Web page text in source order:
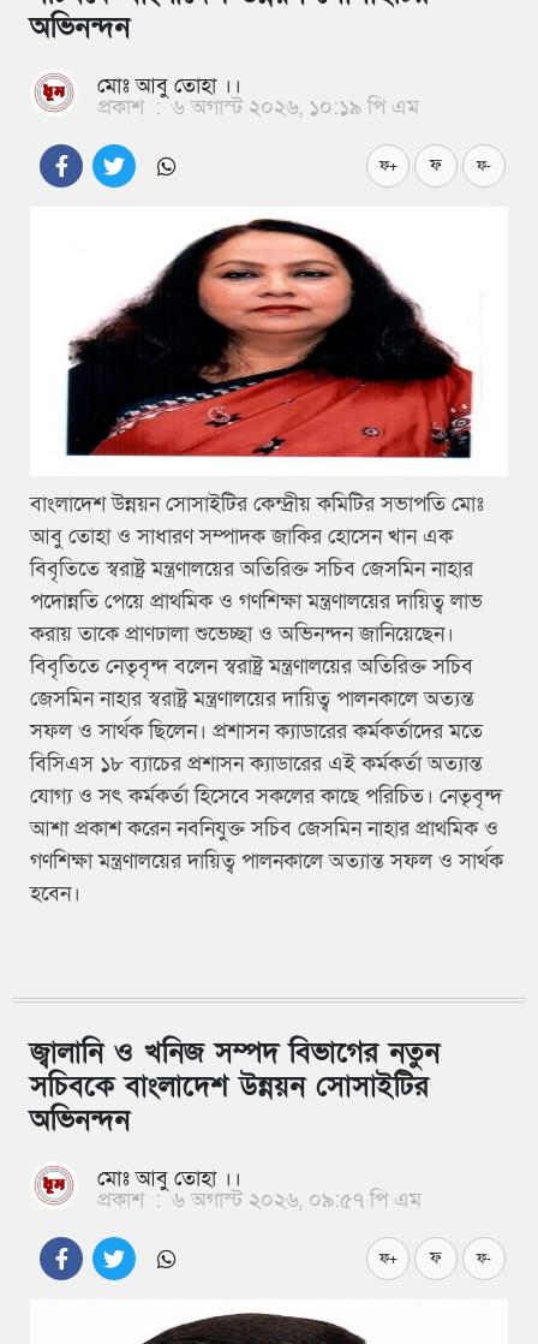
অভিনন্দন
মোঃ আবু তোহা ।।
প্রকাশ : ৬ অগাস্ট ২০২৬, ১০:১৯ পি এম
ফ+ ফ ফ-
বাংলাদেশ উন্নয়ন সোসাইটির কেন্দ্রীয় কমিটির সভাপতি মোঃ
আবু তোহা ও সাধারণ সম্পাদক জাকির হোসেন খান এক
বিবৃতিতে স্বরাষ্ট্র মন্ত্রণালয়ের অতিরিক্ত সচিব জেসমিন নাহার
পদোন্নতি পেয়ে প্রাথমিক ও গণশিক্ষা মন্ত্রণালয়ের দায়িত্ব লাভ
করায় তাকে প্রাণঢালা শুভেচ্ছা ও অভিনন্দন জানিয়েছেন।
বিবৃতিতে নেতৃবৃন্দ বলেন স্বরাষ্ট্র মন্ত্রণালয়ের অতিরিক্ত সচিব
জেসমিন নাহার স্বরাষ্ট্র মন্ত্রণালয়ের দায়িত্ব পালনকালে অত্যন্ত
সফল ও সার্থক ছিলেন। প্রশাসন ক্যাডারের কর্মকর্তাদের মতে
বিসিএস ১৮ ব্যাচের প্রশাসন ক্যাডারের এই কর্মকর্তা অত্যান্ত
যোগ্য ও সৎ কর্মকর্তা হিসেবে সকলের কাছে পরিচিত। নেতৃবৃন্দ
আশা প্রকাশ করেন নবনিযুক্ত সচিব জেসমিন নাহার প্রাথমিক ও
গণশিক্ষা মন্ত্রণালয়ের দায়িত্ব পালনকালে অত্যান্ত সফল ও সার্থক
হবেন।
জ্বালানি ও খনিজ সম্পদ বিভাগের নতুন
সচিবকে বাংলাদেশ উন্নয়ন সোসাইটির
অভিনন্দন
মোঃ আবু তোহা ।।
প্রকাশ : ৬ অগাস্ট ২০২৬, ০৯:৫৭ পি এম
ফ+ ফ ফ-